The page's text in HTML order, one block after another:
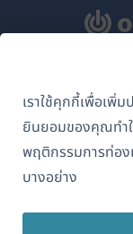
เราใช้คุกกี้เพื่อเพิ่ม
ยินยอมของคุณทำใ
พฤติกรรมการท่อ
บางอย่าง